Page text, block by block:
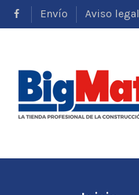
Envío Aviso legal